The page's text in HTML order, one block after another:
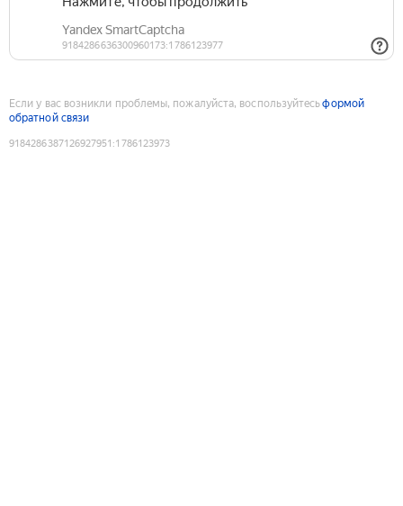
Если у вас возникли проблемы, пожалуйста, воспользуйтесьформой
обратной связи
9184286387126927951 :1786123973